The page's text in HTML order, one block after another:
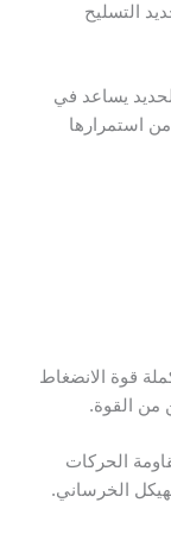
التسليح
يساعد في
استمرارها
قوة الانضغاط
من القوة.
الحركات
الخرساني.